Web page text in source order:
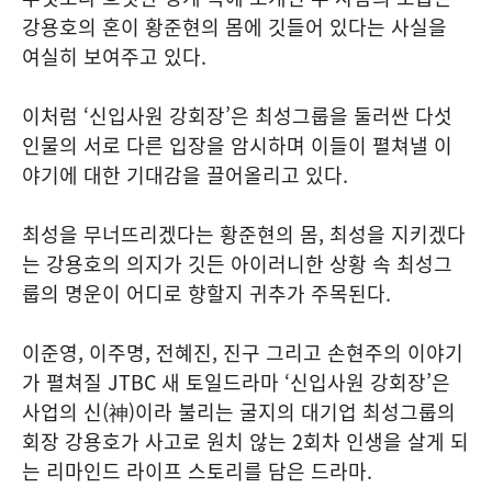
강용호의 혼이 황준현의 몸에 깃들어 있다는 사실을
여실히 보여주고 있다.
이처럼 ‘신입사원 강회장’은 최성그룹을 둘러싼 다섯
인물의 서로 다른 입장을 암시하며 이들이 펼쳐낼 이
야기에 대한 기대감을 끌어올리고 있다.
최성을 무너뜨리겠다는 황준현의 몸, 최성을 지키겠다
는 강용호의 의지가 깃든 아이러니한 상황 속 최성그
룹의 명운이 어디로 향할지 귀추가 주목된다.
이준영, 이주명, 전혜진, 진구 그리고 손현주의 이야기
가 펼쳐질 JTBC 새 토일드라마 ‘신입사원 강회장’은
사업의 신(神)이라 불리는 굴지의 대기업 최성그룹의
회장 강용호가 사고로 원치 않는 2회차 인생을 살게 되
는 리마인드 라이프 스토리를 담은 드라마.